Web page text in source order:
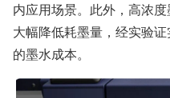
内应用场景。此外，高浓
大幅降低耗墨量，经实验
的墨水成本。